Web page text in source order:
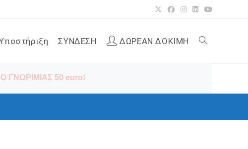
ΓΝΩΡΙΜΙΑΣ 50 euro!
ΣΥΝΔΕΣΗ ΔΩΡΕΑΝ ΔΟΚΙΜΗ Toggle